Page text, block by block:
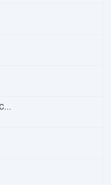
Mindenki Táncol – Majka Curtis, Péter Majoros